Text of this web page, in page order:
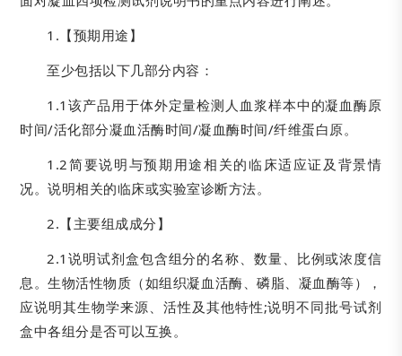
1.【预期用途】
至少包括以下几部分内容：
1.1该产品用于体外定量检测人血浆样本中的凝血酶原
时间/活化部分凝血活酶时间/凝血酶时间/纤维蛋白原。
1.2简要说明与预期用途相关的临床适应证及背景情
况。说明相关的临床或实验室诊断方法。
2.【主要组成成分】
2.1说明试剂盒包含组分的名称、数量、比例或浓度信
息。生物活性物质（如组织凝血活酶、磷脂、凝血酶等），
应说明其生物学来源、活性及其他特性;说明不同批号试剂
盒中各组分是否可以互换。